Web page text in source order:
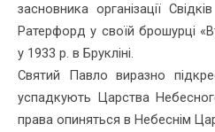
засновника організації
Ратерфорд у своїй брошурці
у 1933 р. в Брукліні.
Святий Павло виразно
успадкують Царства
права опиняться в Небес­нім